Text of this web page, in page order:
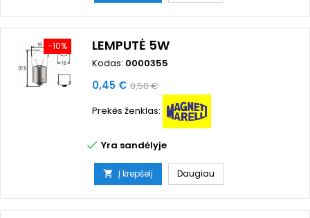
−10% LEMPUTĖ 5W
Kodas: 0000355
Kaina
0,45 € Bazinė
0,50 €
Prekės ženklas:
 Yra sandėlyje
 Į krepšelį Daugiau